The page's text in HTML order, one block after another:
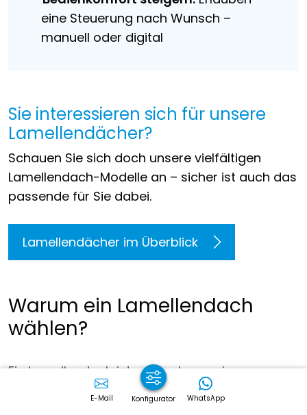
eine Steuerung nach Wunsch –
manuell oder digital
Sie interessieren sich für unsere
Lamellendächer?
Schauen Sie sich doch unsere vielfältigen
Lamellendach-Modelle an – sicher ist auch das
passende für Sie dabei.
Lamellendächer im Überblick
Warum ein Lamellendach
wählen?
Ein Lamellendach ist mehr als nur ein
Es eröffnet neue Möglichkeiten
den Außenbereich bewusst zu gestalten und
E-Mail Konfigurator WhatsApp